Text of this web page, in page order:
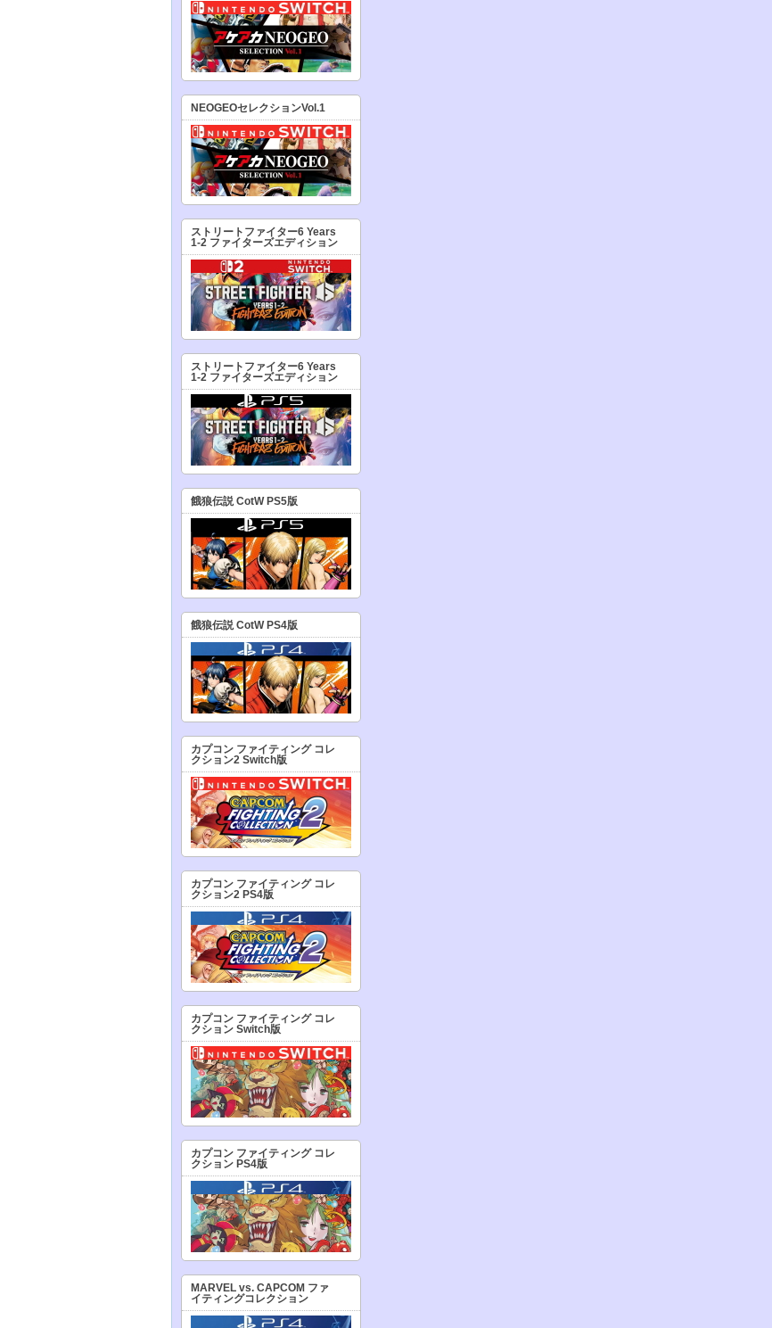
NEOGEOセレクションVol.1
ストリートファイター6 Years
1-2 ファイターズエディション
ストリートファイター6 Years
1-2 ファイターズエディション
餓狼伝説 CotW PS5版
餓狼伝説 CotW PS4版
カプコン ファイティング コレ
クション2 Switch版
カプコン ファイティング コレ
クション2 PS4版
カプコン ファイティング コレ
クション Switch版
カプコン ファイティング コレ
クション PS4版
MARVEL vs. CAPCOM ファ
イティングコレクション